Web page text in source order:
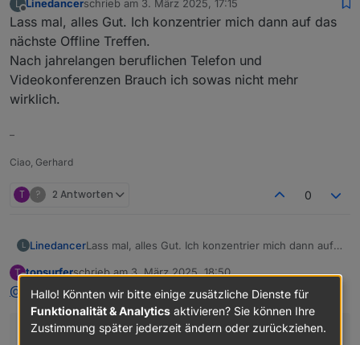
L Linedancerschrieb am 3. März 2025, 17:15
zuletzt editiert von
Lass mal, alles Gut. Ich konzentrier mich dann auf das
nächste Offline Treffen.
Nach jahrelangen beruflichen Telefon und
Videokonferenzen Brauch ich sowas nicht mehr
wirklich.
–
Ciao, Gerhard
T ? 2 Antworten 0
L LinedancerLass mal, alles Gut. Ich konzentrier mich dann auf
Nach jahrelangen beruflichen Telefon und
Videokonferenzen Brauch ich sowas nicht mehr
wirklich.
T topsurferschrieb am3. März 2025, 18:50
zuletzt editiert von
@ linedancersaid inUsertreffen: Ffm:
Nach jahrelangen beruflichen Telefon und
Hallo! Könnten wir bitte einige zusätzliche Dienste für
Funktionalität & Analytics aktivieren? Sie können Ihre
Zustimmung später jederzeit ändern oder zurückziehen.